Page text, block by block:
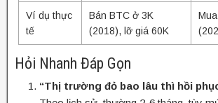
Ví dụ thực
tế
Bán BTC ở 3K
(2018), lỡ giá 60K
Hỏi Nhanh Đáp Gọn
“Thị trường đỏ bao lâu thì hồi